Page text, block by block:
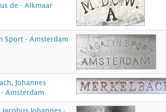
de - Alkmaar
Sport - Amsterdam
Johannes
Amsterdam